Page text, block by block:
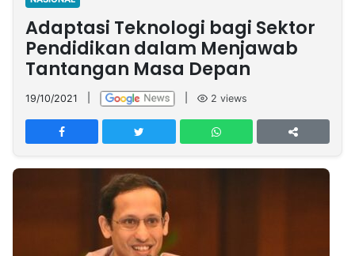
Nasional
International
Olahraga
Entertainment
Daerah
Pariwisata
Kuliner
Kolom
Network
PT
TREETAN
INDONESIA
Adaptasi Teknologi bagi Sektor
Pendidikan dalam Menjawab
Tantangan Masa Depan
19/10/2021 2 views